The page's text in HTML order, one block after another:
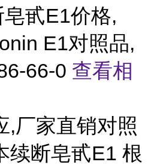
甙E1价格,
E1对照品,
66-0 查看相
,厂家直销对照
续断皂甙E1 根